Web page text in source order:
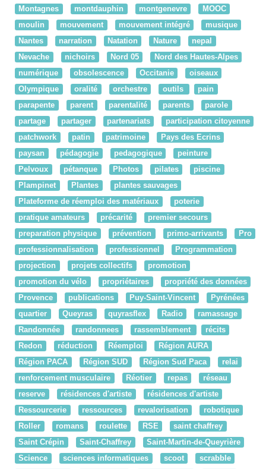
Montagnes
montdauphin montgenevre
MOOC
moulin
mouvement mouvement intégré
musique
Nantes
narration Natation Nature
nepal
Nevache
nichoirs Nord 05
Nord des Hautes-Alpes
numérique
obsolescence Occitanie
oiseaux
Olympique
oralité orchestre outils
pain
parapente
parent parentalité parents
parole
partage
partager partenariats
participation citoyenne
patchwork
patin patrimoine
Pays des Ecrins
paysan
pédagogie pedagogique
peinture
Pelvoux
pétanque Photos pilates
piscine
Plampinet
Plantes
plantes sauvages
Plateforme de réemploi des matériaux
poterie
pratique amateurs
précarité
premier secours
preparation physique
prévention primo-arrivants
Pro
professionnalisation
professionnel
Programmation
projection
projets collectifs
promotion
promotion du vélo
propriétaires
propriété des données
Provence
publications Puy-Saint-Vincent
Pyrénées
quartier
Queyras quyrasflex Radio
ramassage
Randonnée
randonnees rassemblement
récits
Redon
réduction Réemploi
Région AURA
Région PACA
Région SUD Région Sud Paca
relai
renforcement musculaire
Réotier repas
réseau
reserve
résidences d'artiste
résidences d'artiste
Ressourcerie
ressources revalorisation
robotique
Roller
romans roulette RSE
saint chaffrey
Saint Crépin
Saint-Chaffrey
Saint-Martin-de-Queyrière
Science
sciences informatiques scoot
scrabble